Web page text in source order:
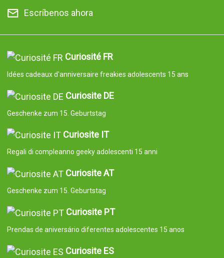
Escríbenos ahora
Curiosité FR
Idées cadeaux d'anniversaire freakies adolescents 15 ans
Curiosite DE
Geschenke zum 15. Geburtstag
Curiosite IT
Regali di compleanno geeky adolescenti 15 anni
Curiosite AT
Geschenke zum 15. Geburtstag
Curiosite PT
Prendas de aniversário diferentes adolescentes 15 anos
Curiosite ES